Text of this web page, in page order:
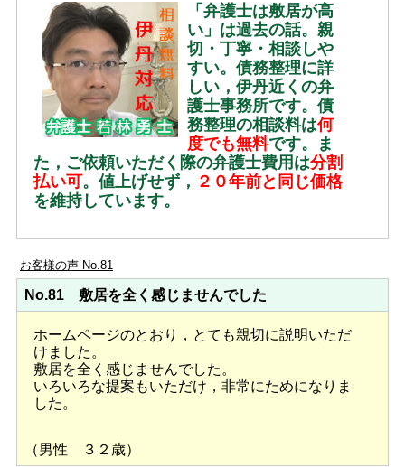
「弁護士は敷居が高
い」は過去の話。親
切・丁寧・相談しや
すい。債務整理に詳
しい，伊丹近くの弁
護士事務所です。債
務整理の相談料は何
度でも無料です。ま
た，ご依頼いただく際の弁護士費用は分割
払い可。値上げせず， ２０年前と同じ価格
を維持しています。
お客様の声 No.81
No.81 敷居を全く感じませんでした
ホームページのとおり，とても親切に説明いただ
けました。
敷居を全く感じませんでした。
いろいろな提案もいただけ，非常にためになりま
した。
（男性 ３２歳）